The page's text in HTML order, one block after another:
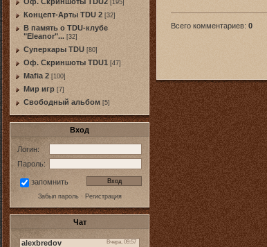
[195]
Концепт-Арты TDU 2 [32]
В память о TDU-клубе
"Eleanor"... [32]
Суперкары TDU [80]
Оф. Скриншоты TDU1 [47]
Mafia 2 [100]
Мир игр [7]
Свободный альбом [5]
Вход
Логин:
Пароль:
запомнить
Забыл пароль· Регистрация
Чат
Всего комментариев: 0